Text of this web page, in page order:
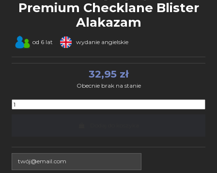
Premium Checklane Blister
Alakazam
od 6 lat wydanie angielskie
32,95 zł
Obecnie brak na stanie